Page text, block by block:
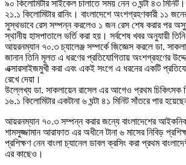
৯০ কিলোমিটার সাইকেল চালাতে সময় নেন ৩ ঘন্টা ৪৩
২১.১ কিলোমিটার রানিং। বাংলাদেশে অংশগ্রহণকারী ১১
সুস্থভাবে রেস সম্পন্ন করলেও ১ জন রেস শেষ করার পর
স্থানীয় হাসপাতালে ভর্তি করা হয়। সর্বশেষ খবর অনুযায়ী
আয়রনম্যান ৭০.৩ চ্যালেঞ্জ সম্পর্কে জিজ্ঞেস করলে ডা.
জানান তিনি মূলত এ ধরণের প্রতিযোগিতায় অংশগ্রহণের
এক্সারসাইজমুখী করা এবং একই সংগে এ ধরনের একটি
রেখে দেয়া।
উল্লেখ্য ডা. সাকলায়েন রাসেল এর আগেও প্রথম চিকিৎসক
১৬.১ কিলোমিটার একটানা ৬ ঘন্টা ৪১ মিনিট সাঁতরে পার
আয়রনম্যান ৭০.৩ সম্পন্ন করার জন্যে বাংলাদেশের
শামসুজ্জামান আরাফাত এর অধীনে টানা ৬ মাসের নিবিড়
প্রশিক্ষণ নেন বাংলা চ্যানেল ডাবল ক্রসিং করা প্রথম
এর কাছেও।